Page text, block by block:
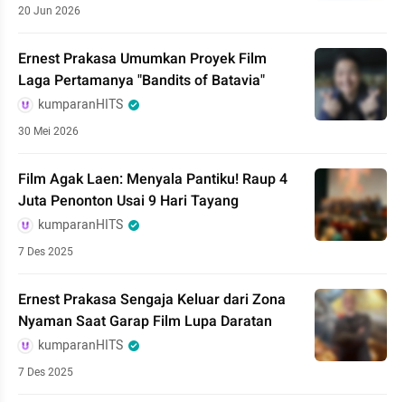
20 Jun 2026
Ernest Prakasa Umumkan Proyek Film
Laga Pertamanya "Bandits of Batavia"
kumparanHITS
30 Mei 2026
Film Agak Laen: Menyala Pantiku! Raup 4
Juta Penonton Usai 9 Hari Tayang
kumparanHITS
7 Des 2025
Ernest Prakasa Sengaja Keluar dari Zona
Nyaman Saat Garap Film Lupa Daratan
kumparanHITS
7 Des 2025